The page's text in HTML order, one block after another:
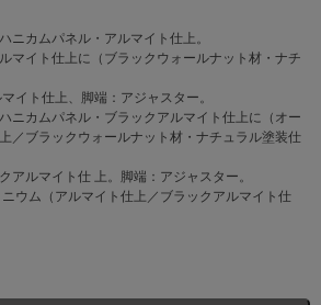
ニカムパネル・アルマイト仕上。
マイト仕上に（ブラックウォールナット材・ナチ
イト仕上、脚端：アジャスター。
ニカムパネル・ブラックアルマイト仕上に（オー
／ブラックウォールナット材・ナチュラル塗装仕
アルマイト仕 上。脚端：アジャスター。
ウム（アルマイト仕上／ブラックアルマイト仕